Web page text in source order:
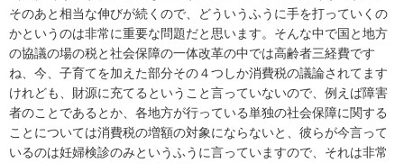
そのあと相当な伸びが続くので、どういうふうに手を打っていくの
かというのは非常に重要な問題だと思います。そんな中で国と地方
の協議の場の税と社会保障の一体改革の中では高齢者三経費です
ね、今、子育てを加えた部分その４つしか消費税の議論されてます
けれども、財源に充てるということ言っていないので、例えば障害
者のことであるとか、各地方が行っている単独の社会保障に関する
ことについては消費税の増額の対象にならないと、彼らが今言って
いるのは妊婦検診のみというふうに言っていますので、それは非常